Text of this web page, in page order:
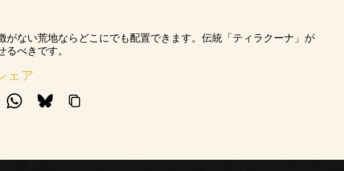
ない荒地ならどこにでも配置できます。伝統「ティラクーナ」が
べきです。
ェア